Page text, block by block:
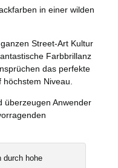
in einer wilden
Street-Art Kultur
Farbbrillanz
das perfekte
Niveau.
überzeugen Anwender
durch hohe